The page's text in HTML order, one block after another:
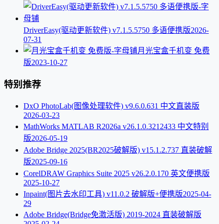
DriverEasy(驱动更新软件) v7.1.5.5750 多语便携版2026-
07-31
月光宝盒千机变 免费
版2023-10-27
特别推荐
DxO PhotoLab(图像处理软件) v9.6.0.631 中文直装版
2026-03-23
MathWorks MATLAB R2026a v26.1.0.3212433 中文特别
版2026-05-19
Adobe Bridge 2025(BR2025破解版) v15.1.2.737 直装破解
版2025-09-16
CorelDRAW Graphics Suite 2025 v26.2.0.170 英文便携版
2025-10-27
Inpaint(图片去水印工具) v11.0.2 破解版+便携版2025-04-
29
Adobe Bridge(Bridge免激活版) 2019-2024 直装破解版